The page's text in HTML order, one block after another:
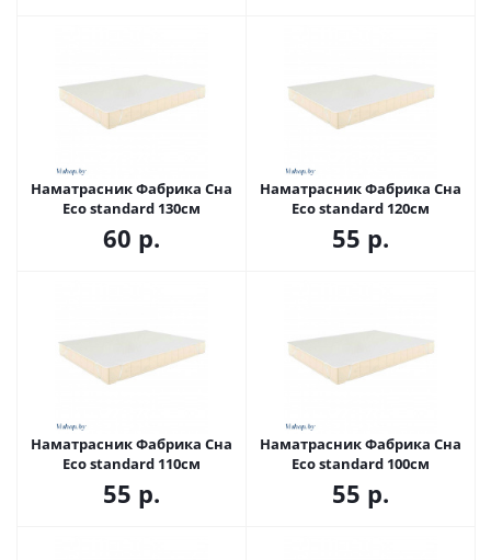
Наматрасник Фабрика Сна
Eco standard 130см
60 р.
Наматрасник Фабрика Сна
Eco standard 120см
55 р.
Наматрасник Фабрика Сна
Eco standard 110см
55 р.
Наматрасник Фабрика Сна
Eco standard 100см
55 р.